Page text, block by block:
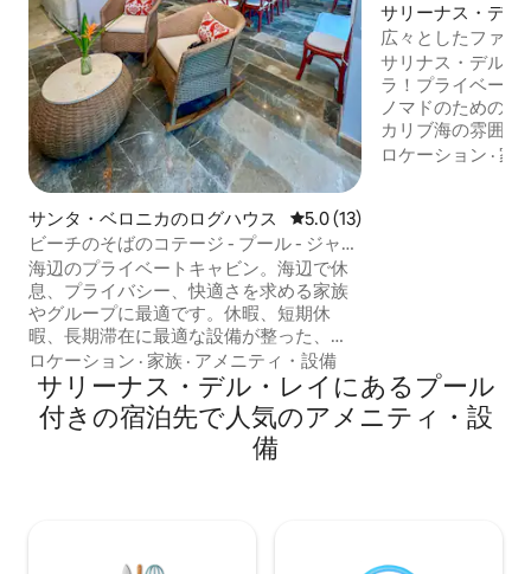
サンタ・ベロニカのログハウス レビュー13件、5つ星中5.0つ
5.0 (13)
ビーチのそばのコテージ - プール - ジャグ
ジー - トルコ式バス
海辺のプライベートキャビン。海辺で休
息、プライバシー、快適さを求める家族
やグループに最適です。休暇、短期休
暇、長期滞在に最適な設備が整った、
広々とした快適な空間です。専用プー
ル、ジャグジー、共有できる広々とした
ソーシャルエリアがあります。プラヤ・
リンダ（Playa Linda）の静かで自然豊か
な環境に位置するサンタ・ベロニカ
を楽しむことができます。
ロケーション · 家族 · アメニティ・設備
サリーナス・デル
軒家
広々としたファミ
ール、お湯
サリナス・デル・
ラ！プライベート
ノマドのための
カリブ海の雰囲気
カイトサーファーに最
ロケーション ·家
サリーナス・デル・レイにあるプール
付きの宿泊先で人気のアメニティ・設
備